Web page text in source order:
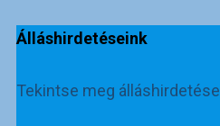
Álláshirdetéseink
Tekintse meg